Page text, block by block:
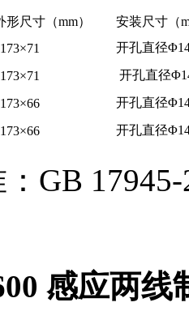
形尺寸（mm）
安装尺寸（
开孔直径
开孔直径
开孔直径
开孔直径
GB 17945-
感应两